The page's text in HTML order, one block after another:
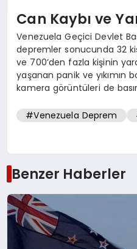
Can Kaybı ve
Venezuela Geçici Devlet
depremler sonucunda 32
ve 700’den fazla kişinin
yaşanan panik ve yıkımın
kamera görüntüleri de
#Venezuela Deprem
Benzer Haberler